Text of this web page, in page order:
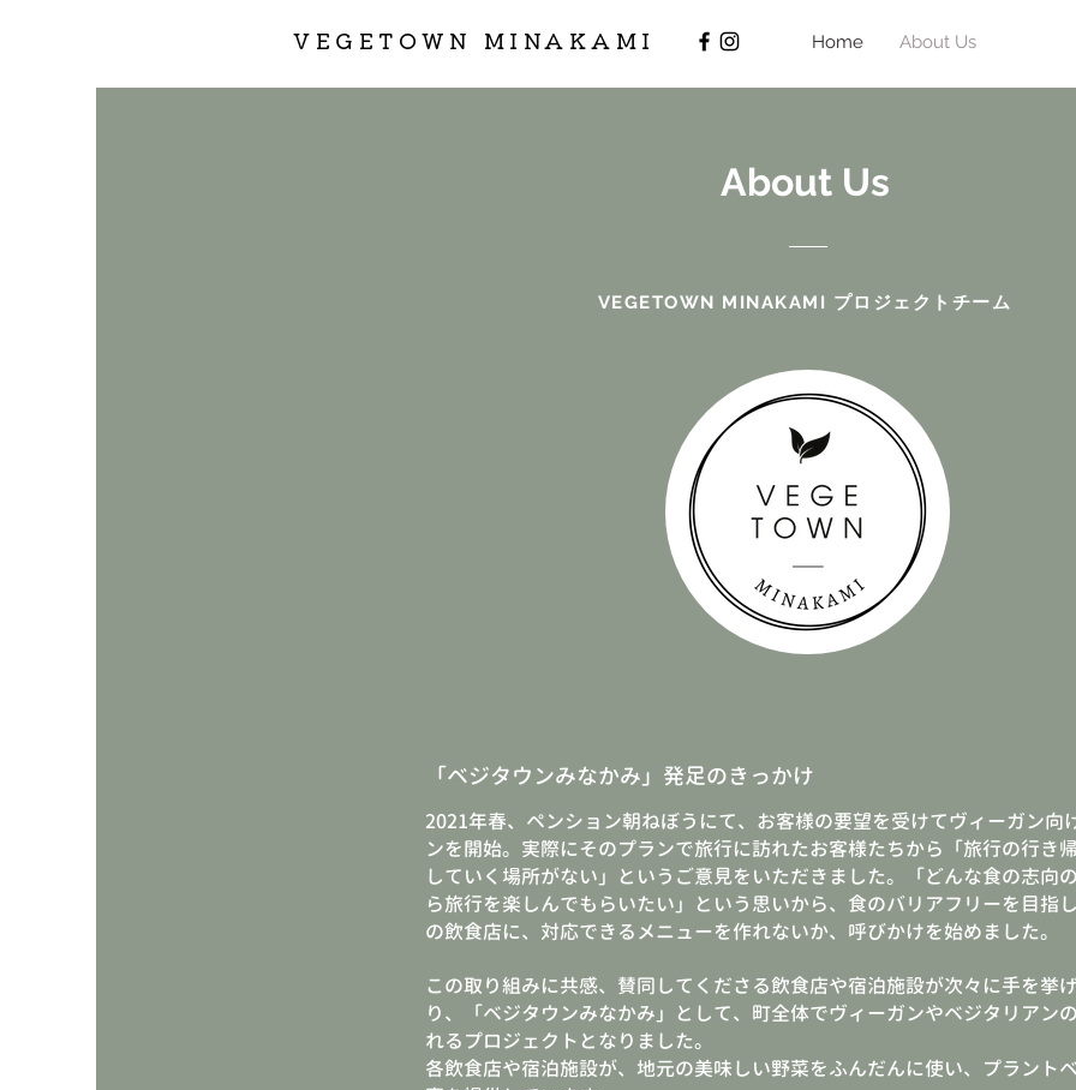
VEGETOWN MINAKAMI Home About Us
About Us
VEGETOWN MINAKAMI プロジェクトチーム
「ベジタウンみなかみ」発足のきっかけ
2021年春、ペンション朝ねぼうにて、お客様の要望を受けてヴィーガン向
ンを開始。実際にそのプランで旅行に訪れたお客様たちから「旅行の行き
していく場所がない」というご意見をいただきました。「どんな食の志向
ら旅行を楽しんでもらいたい」という思いから、食のバリアフリーを目指
の飲食店に、対応できるメニューを作れないか、呼びかけを始めました。
この取り組みに共感、賛同してくださる飲食店や宿泊施設が次々に手を挙
り、「ベジタウンみなかみ」として、町全体でヴィーガンやベジタリアン
れるプロジェクトとなりました。
各飲食店や宿泊施設が、地元の美味しい野菜をふんだんに使い、プラント